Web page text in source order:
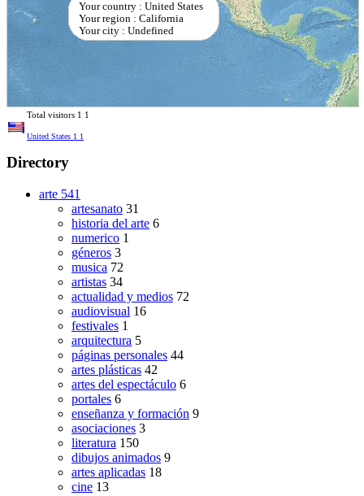
Your country : United States
Your region : California
Your city : Undefined
Total visitors 1 1
United States 1 1
Directory
arte 541
artesanato 31
historia del arte 6
numerico 1
géneros 3
musica 72
artistas 34
actualidad y medios 72
audiovisual 16
festivales 1
arquitectura 5
páginas personales 44
artes plásticas 42
artes del espectáculo 6
portales 6
enseñanza y formación 9
asociaciones 3
literatura 150
dibujos animados 9
artes aplicadas 18
cine 13